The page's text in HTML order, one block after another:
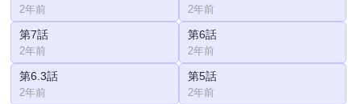
2年前 2年前
第7話
2年前
第6話
2年前
第6.3話
2年前
第5話
2年前